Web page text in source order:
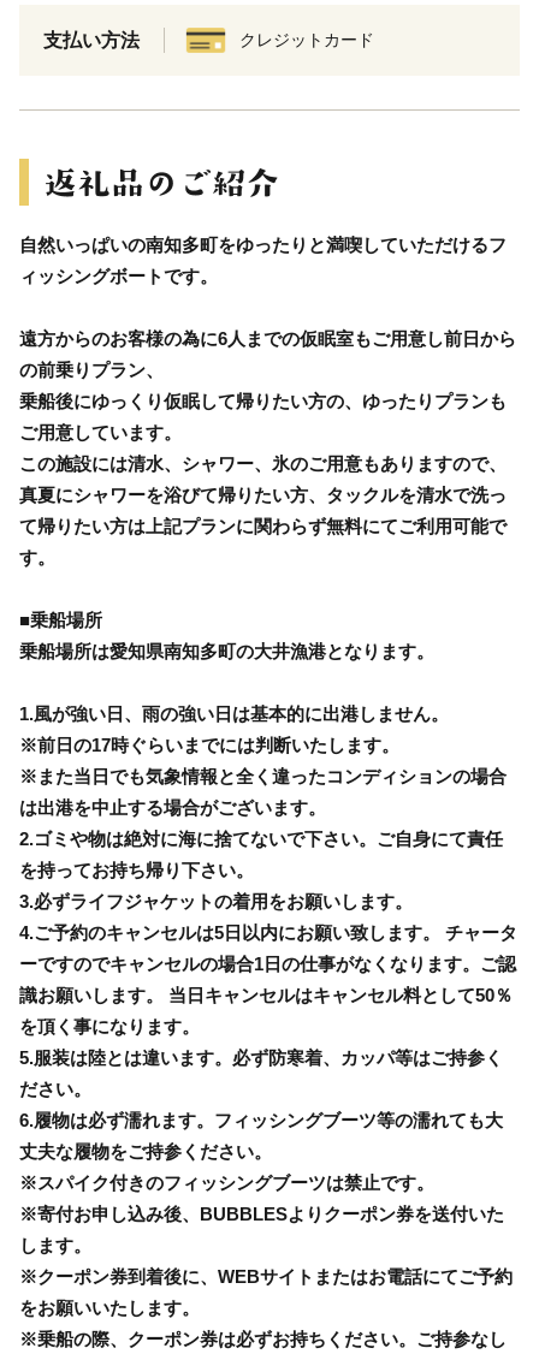
支払い方法 クレジットカード
自然いっぱいの南知多町をゆったりと満喫していただけるフ
ィッシングボートです。
遠方からのお客様の為に6人までの仮眠室もご用意し前日から
の前乗りプラン、
乗船後にゆっくり仮眠して帰りたい方の、ゆったりプランも
ご用意しています。
この施設には清水、シャワー、氷のご用意もありますので、
真夏にシャワーを浴びて帰りたい方、タックルを清水で洗っ
て帰りたい方は上記プランに関わらず無料にてご利用可能で
す。
■乗船場所
乗船場所は愛知県南知多町の大井漁港となります。
1.風が強い日、雨の強い日は基本的に出港しません。
※前日の17時ぐらいまでには判断いたします。
※また当日でも気象情報と全く違ったコンディションの場合
は出港を中止する場合がございます。
2.ゴミや物は絶対に海に捨てないで下さい。ご自身にて責任
を持ってお持ち帰り下さい。
3.必ずライフジャケットの着用をお願いします。
4.ご予約のキャンセルは5日以内にお願い致します。 チャータ
ーですのでキャンセルの場合1日の仕事がなくなります。ご認
識お願いします。 当日キャンセルはキャンセル料として50％
を頂く事になります。
5.服装は陸とは違います。必ず防寒着、カッパ等はご持参く
ださい。
6.履物は必ず濡れます。フィッシングブーツ等の濡れても大
丈夫な履物をご持参ください。
※スパイク付きのフィッシングブーツは禁止です。
※寄付お申し込み後、BUBBLESよりクーポン券を送付いた
します。
※クーポン券到着後に、WEBサイトまたはお電話にてご予約
をお願いいたします。
※乗船の際、クーポン券は必ずお持ちください。ご持参なし